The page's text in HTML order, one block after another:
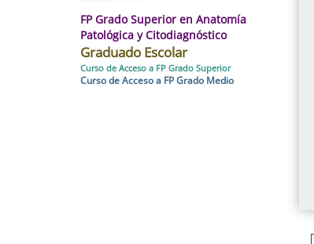
FP Grado Superior en Anatomía
Patológica y Citodiagnóstico
Graduado Escolar
Curso de Acceso a FP Grado Superior
Curso de Acceso a FP Grado Medio